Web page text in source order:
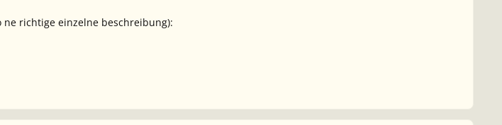
richtige einzelne beschreibung):